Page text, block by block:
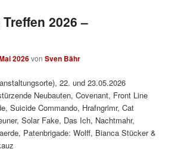
2026 –
2026vonSven Bähr
22. und 23.05.2026
Neubauten, Covenant, Front Line
Suicide Commando, Hrafngrimr, Cat
Solar Fake, Das Ich, Nachtmahr,
Patenbrigade: Wolff, Bianca Stücker &